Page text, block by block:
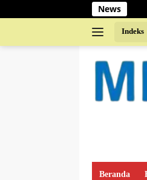
ke
News
Indeks
Beranda